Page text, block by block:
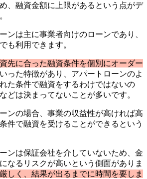
、融資金額に上限があるという点がデ
ンは主に事業者向けのローンであり、
も利用できます。
先に合った融資条件を個別にオーダー
った特徴があり、アパートローンのよ
た条件で融資をするわけではないの
どは決まってないことが多いです。
ンの場合、事業の収益性が高ければ高
件で融資を受けることができるという
ンは保証会社を介していないため、金
なるリスクが高いという側面がありま
しく、結果が出るまでに時間を要しま